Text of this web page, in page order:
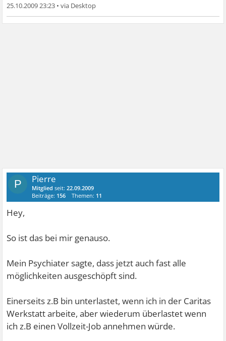
25.10.2009 23:23 •
P Pierre
Mitglied seit:22.09.2009
Beiträge: 156 Themen: 11
Hey,
So ist das bei mir genauso.
Mein Psychiater sagte, dass jetzt auch fast alle
möglichkeiten ausgeschöpft sind.
Einerseits z.B bin unterlastet, wenn ich in der Caritas
Werkstatt arbeite, aber wiederum überlastet wenn
ich z.B einen Vollzeit-Job annehmen würde.